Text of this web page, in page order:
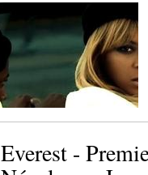
Everest -